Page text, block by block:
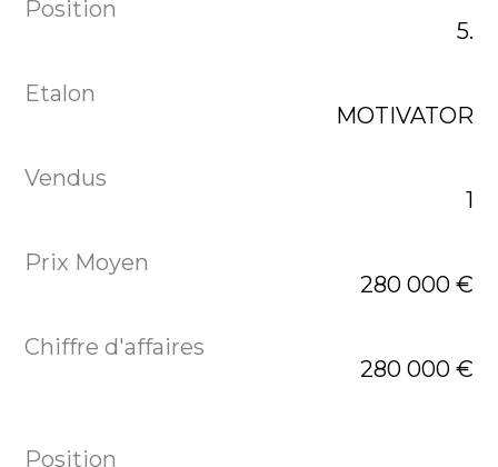
5.
MOTIVATOR
1
280 000 €
280 000 €